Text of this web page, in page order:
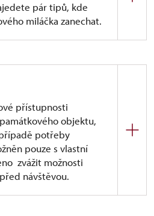
pár tipů, kde
miláčka zanechat.
- 400 m
úřadu
- jen osobní
menší kapacita, 200 m
mlýna
- 200 m
návštěvníků z autobusu na
přístupnosti
objektu,
potřeby
pouze s vlastní
zvážit možnosti
návštěvou.